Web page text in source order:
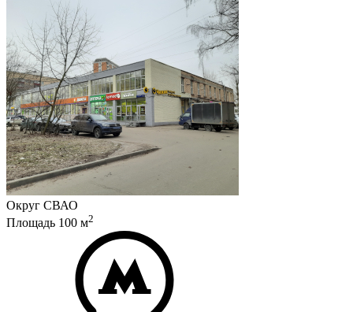
Округ СВАО
Площадь 100 м2